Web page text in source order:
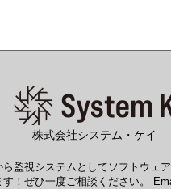
株式会社システム・ケイ
監視システムとしてソフトウェ
！ぜひ一度ご相談ください。